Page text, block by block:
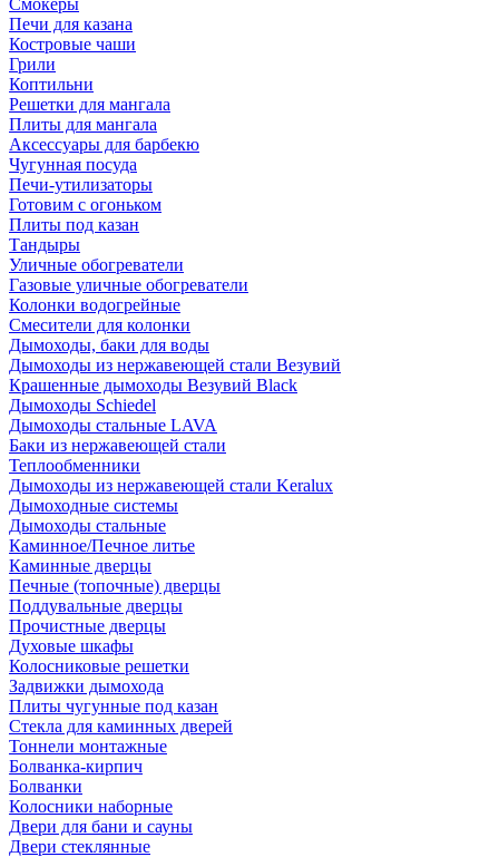
Смокеры
Печи для казана
Костровые чаши
Грили
Коптильни
Решетки для мангала
Плиты для мангала
Аксессуары для барбекю
Чугунная посуда
Печи-утилизаторы
Готовим с огоньком
Плиты под казан
Тандыры
Уличные обогреватели
Газовые уличные обогреватели
Колонки водогрейные
Смесители для колонки
Дымоходы, баки для воды
Дымоходы из нержавеющей стали Везувий
Крашенные дымоходы Везувий Black
Дымоходы Schiedel
Дымоходы стальные LAVA
Баки из нержавеющей стали
Теплообменники
Дымоходы из нержавеющей стали Keralux
Дымоходные системы
Дымоходы стальные
Каминное/Печное литье
Каминные дверцы
Печные (топочные) дверцы
Поддувальные дверцы
Прочистные дверцы
Духовые шкафы
Колосниковые решетки
Задвижки дымохода
Плиты чугунные под казан
Стекла для каминных дверей
Тоннели монтажные
Болванка-кирпич
Болванки
Колосники наборные
Двери для бани и сауны
Двери стеклянные